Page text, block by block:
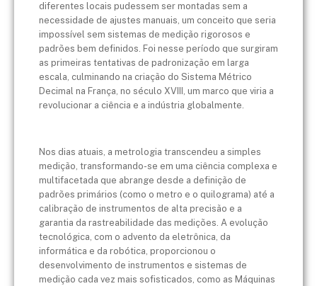
diferentes locais pudessem ser montadas sem a
necessidade de ajustes manuais, um conceito que seria
impossível sem sistemas de medição rigorosos e
padrões bem definidos. Foi nesse período que surgiram
as primeiras tentativas de padronização em larga
escala, culminando na criação do Sistema Métrico
Decimal na França, no século XVIII, um marco que viria a
revolucionar a ciência e a indústria globalmente.
Nos dias atuais, a metrologia transcendeu a simples
medição, transformando-se em uma ciência complexa e
multifacetada que abrange desde a definição de
padrões primários (como o metro e o quilograma) até a
calibração de instrumentos de alta precisão e a
garantia da rastreabilidade das medições. A evolução
tecnológica, com o advento da eletrônica, da
informática e da robótica, proporcionou o
desenvolvimento de instrumentos e sistemas de
medição cada vez mais sofisticados, como as Máquinas